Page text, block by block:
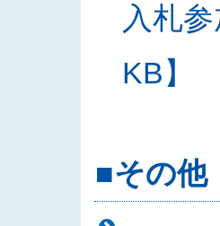
入札
KB】
■その他